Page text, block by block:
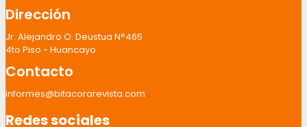
Dirección
Jr. Alejandro O. Deustua N°465
4to Piso - Huancayo
Contacto
informes@bitacorarevista.com
Redes sociales